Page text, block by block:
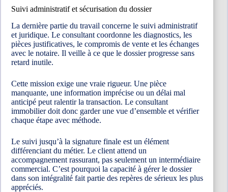
Suivi administratif et sécurisation du dossier
La dernière partie du travail concerne le suivi administratif
et juridique. Le consultant coordonne les diagnostics, les
pièces justificatives, le compromis de vente et les échanges
avec le notaire. Il veille à ce que le dossier progresse sans
retard inutile.
Cette mission exige une vraie rigueur. Une pièce
manquante, une information imprécise ou un délai mal
anticipé peut ralentir la transaction. Le consultant
immobilier doit donc garder une vue d’ensemble et vérifier
chaque étape avec méthode.
Le suivi jusqu’à la signature finale est un élément
différenciant du métier. Le client attend un
accompagnement rassurant, pas seulement un intermédiaire
commercial. C’est pourquoi la capacité à gérer le dossier
dans son intégralité fait partie des repères de sérieux les plus
appréciés.